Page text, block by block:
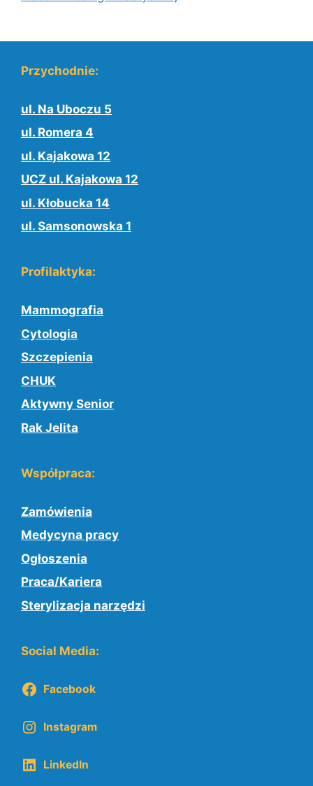
Przychodnie:
ul. Na Uboczu 5
ul. Romera 4
ul. Kajakowa 12
UCZ ul. Kajakowa 12
ul. Kłobucka 14
ul. Samsonowska 1
Profilaktyka:
Mammografia
Cytologia
Szczepienia
CHUK
Aktywny Senior
Rak Jelita
Współpraca:
Zamówienia
Medycyna pracy
Ogłoszenia
Praca/Kariera
Sterylizacja narzędzi
Social Media:
Facebook
Instagram
LinkedIn